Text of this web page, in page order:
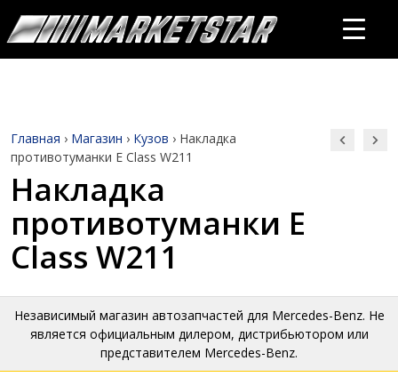
Главная › Магазин › Кузов › Накладка
противотуманки E Class W211
Накладка
противотуманки E
Class W211
Независимый магазин автозапчастей для Mercedes-Benz. Не
является официальным дилером, дистрибьютором или
представителем Mercedes-Benz.